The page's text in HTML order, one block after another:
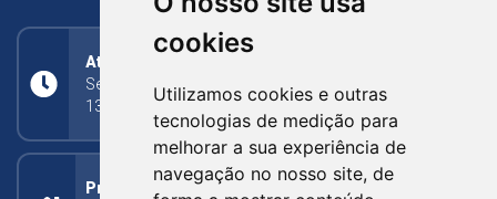
cookies
Utilizamos cookies e outras
tecnologias de medição para
melhorar a sua experiência de
navegação no nosso site, de
Atendimento
Segunda a Sexta: 8h às 11h30min (manhã);
13h30min às 17h (tarde)
Prefeitura Municipal